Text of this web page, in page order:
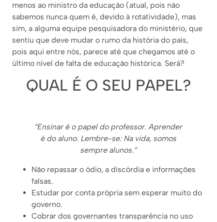
menos ao ministro da educação (atual, pois não
sabemos nunca quem é, devido à rotatividade), mas
sim, a alguma equipe pesquisadora do ministério, que
sentiu que deve mudar o rumo da história do país,
pois aqui entre nós, parece até que chegamos até o
último nível de falta de educação histórica. Será?
QUAL É O SEU PAPEL?
“Ensinar é o papel do professor. Aprender
é do aluno. Lembre-se: Na vida, somos
sempre alunos.”
Não repassar o ódio, a discórdia e informações
falsas.
Estudar por conta própria sem esperar muito do
governo.
Cobrar dos governantes transparência no uso